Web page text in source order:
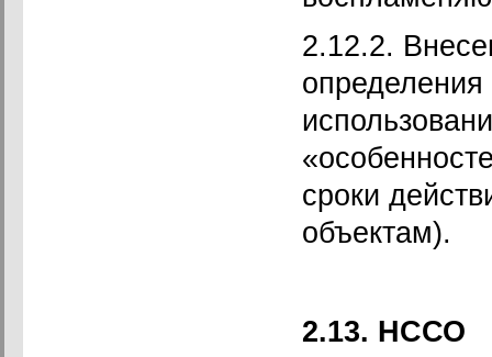
2.12.2.
сроки
объектам).
2.13. НССО